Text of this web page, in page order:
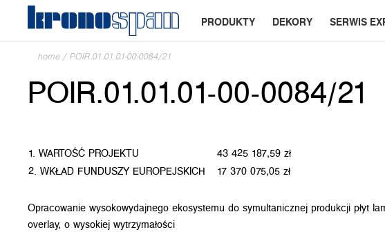
PRODUKTY DEKORY SERWIS
home / POIR.01.01.01-00-0084/21
POIR.01.01.01-00-0084/21
1. WARTOŚĆ PROJEKTU
43 425 187,59 zł
2. WKŁAD FUNDUSZY EUROPEJSKICH
17 370 075,05 zł
Opracowanie wysokowydajnego ekosystemu do symultanicznej produkcji płyt
overlay, o wysokiej wytrzymałości